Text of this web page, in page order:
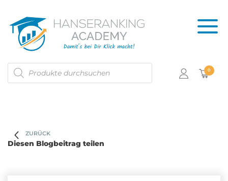
Products
search 0
ZURÜCK
Diesen Blogbeitrag teilen